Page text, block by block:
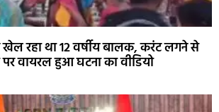
खेल रहा था 12 वर्षीय बालक, करंट लगने से
वायरल हुआ घटना का वीडियो